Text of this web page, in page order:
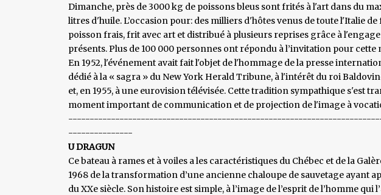
Dimanche, près de 3000 kg de poissons bleus sont frités à l'art dans du
litres d'huile. L’occasion pour: des milliers d'hôtes venus de toute l'Italie
poisson frais, frit avec art et distribué à plusieurs reprises grâce à
présents. Plus de 100 000 personnes ont répondu à l’invitation pour
En 1952, l'événement avait fait l'objet de l'hommage de la presse
dédié à la « sagra » du New York Herald Tribune, à l'intérêt du roi
et, en 1955, à une eurovision télévisée. Cette tradition sympathique s'est
moment important de communication et de projection de l'image à
---------------
U DRAGUN
Ce bateau à rames et à voiles a les caractéristiques du Chébec et de la
1968 de la transformation d’une ancienne chaloupe de sauvetage ayant
du XXe siècle. Son histoire est simple, à l’image de l’esprit de l’homme qui